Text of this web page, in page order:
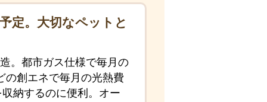
定。大切なペットと
。都市ガス仕様で毎月の
の創エネで毎月の光熱費
納するのに便利。オー